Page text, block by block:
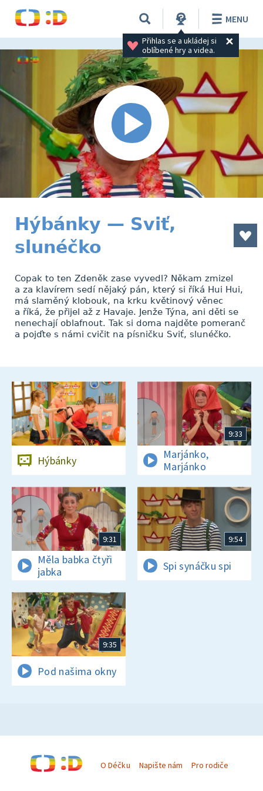
Přihlas se a ukládej si
oblíbené hry a videa.
MENU
Hýbánky — Sviť,
slunéčko
Copak to ten Zdeněk zase vyvedl? Někam zmizel
a za klavírem sedí nějaký pán, který si říká Hui Hui,
má slaměný klobouk, na krku květinový věnec
a říká, že přijel až z Havaje. Jenže Týna, ani děti se
nenechají oblafnout. Tak si doma najděte pomeranč
a pojďte s námi cvičit na písničku Sviť, slunéčko.
Hýbánky
9:33
Marjánko,
Marjánko
9:31
Měla babka čtyři
jabka
9:54
Spi synáčku spi
9:35
Pod našima okny
O Déčku Napište nám Pro rodiče